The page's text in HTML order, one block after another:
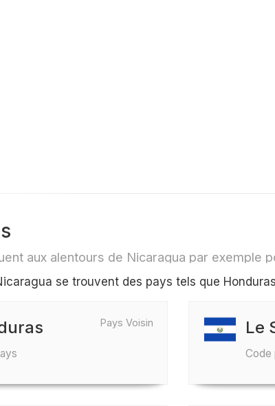
aux alentours de Nicaragua par exemple
se trouvent des pays tels que
Pays Voisin Le
Code